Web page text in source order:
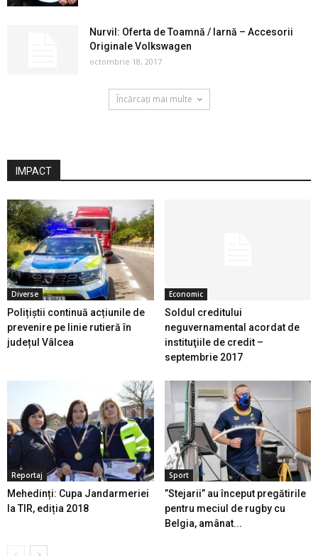
Nurvil: Oferta de Toamnă / Iarnă – Accesorii
Originale Volkswagen
octombrie 18, 2017
Încărcați mai multe
IMPACT
Diverse
Polițiștii continuă acțiunile de
prevenire pe linie rutieră în
județul Vâlcea
Economic
Soldul creditului
neguvernamental acordat de
instituţiile de credit –
septembrie 2017
Reportaj
Mehedinți: Cupa Jandarmeriei
la TIR, ediția 2018
Sport
”Stejarii” au început pregătirile
pentru meciul de rugby cu
Belgia, amânat...